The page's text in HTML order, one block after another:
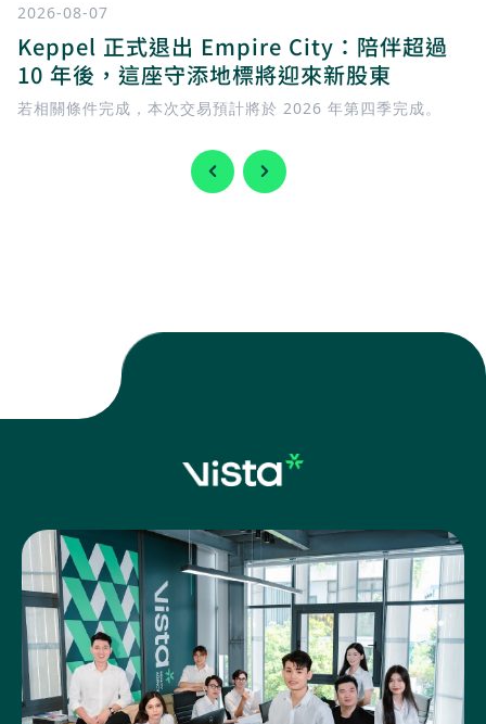
2026-08-07
Keppel 正式退出 Empire City：陪伴超過
10 年後，這座守添地標將迎來新股東
若相關條件完成，本次交易預計將於 2026 年第四季完成。